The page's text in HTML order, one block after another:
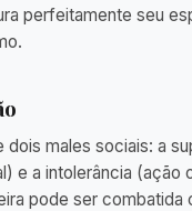
perfeitamente seu
dois males sociais: a
e a intolerância (ação
pode ser combatida